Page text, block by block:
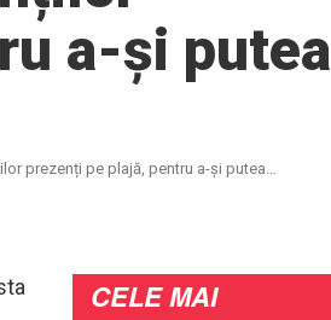
a-și putea
prezenți pe plajă, pentru a-și putea
CELE MAI